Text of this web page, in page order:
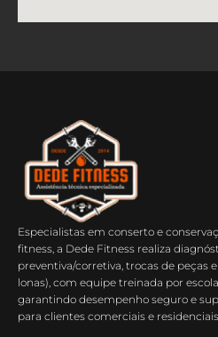
Especialistas em conserto e
fitness, a Dede Fitness realiza
preventiva/corretiva, trocas de peças
lonas), com equipe treinada por
garantindo desempenho seguro e
para clientes comerciais e